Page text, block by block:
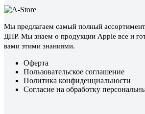
Мы предлагаем самый полный
ДНР. Мы знаем о продукции Apple все и
вами этими знаниями.
Оферта
Пользовательское соглашение
Политика конфиденциальности
Согласие на обработку